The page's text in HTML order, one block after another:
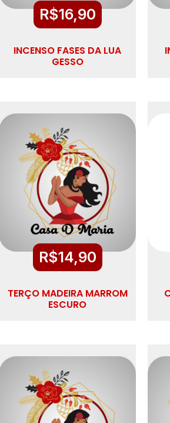
R$16,90
INCENSO FASES DA LUA
GESSO
R$14,90
TERÇO MADEIRA MARROM
ESCURO